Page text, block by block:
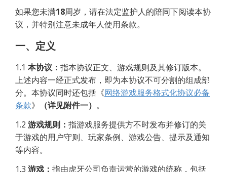
如果您未满18周岁，请在法定监护人的陪同下阅读本协
议，并特别注意未成年人使用条款。
一、定义
1.1 本协议： 指本协议正文、游戏规则及其修订版本。
上述内容一经正式发布，即为本协议不可分割的组成部
分。本协议同时还包括《网络游戏服务格式化协议必备
条款》 （详见附件一） 。
1.2 游戏规则： 指游戏服务提供方不时发布并修订的关
于游戏的用户守则、玩家条例、游戏公告、提示及通知
等内容。
1.3 游戏： 指由虎牙公司负责运营的游戏的统称，包括